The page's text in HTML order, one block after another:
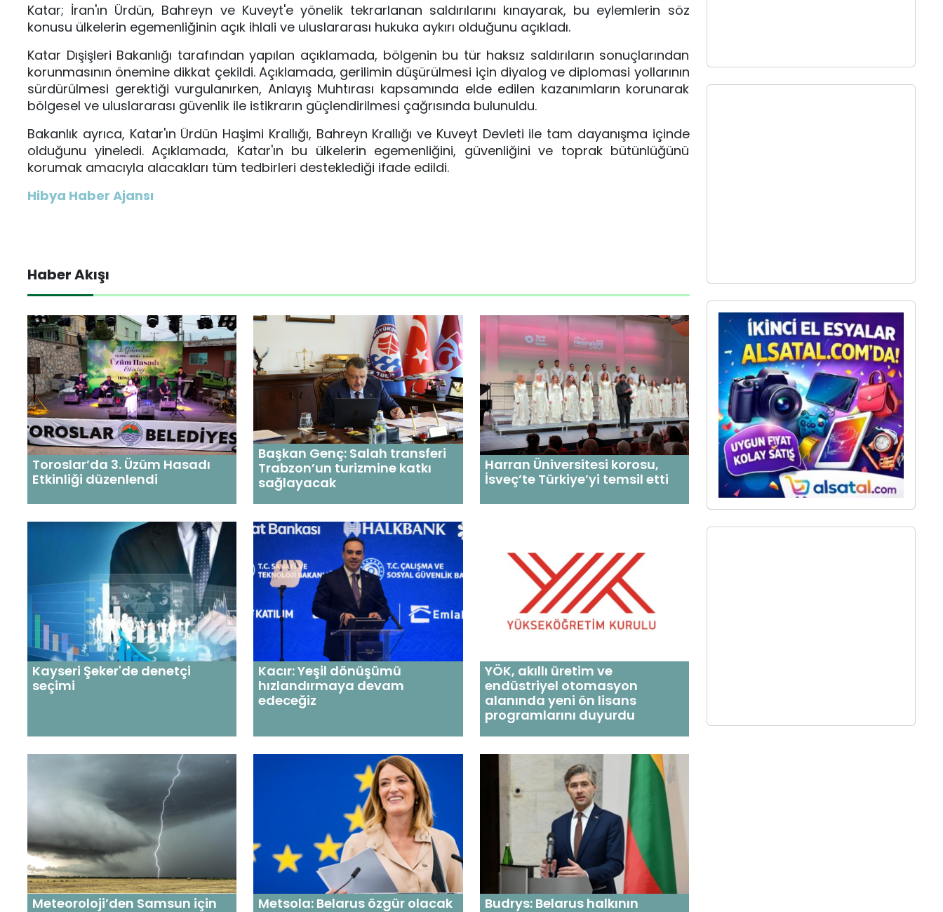
Katar; İran'ın Ürdün, Bahreyn ve Kuveyt'e yönelik tekrarlanan saldırılarını kınayarak, bu eylemlerin söz
konusu ülkelerin egemenliğinin açık ihlali ve uluslararası hukuka aykırı olduğunu açıkladı.
Katar Dışişleri Bakanlığı tarafından yapılan açıklamada, bölgenin bu tür haksız saldırıların sonuçlarından
korunmasının önemine dikkat çekildi. Açıklamada, gerilimin düşürülmesi için diyalog ve diplomasi yollarının
sürdürülmesi gerektiği vurgulanırken, Anlayış Muhtırası kapsamında elde edilen kazanımların korunarak
bölgesel ve uluslararası güvenlik ile istikrarın güçlendirilmesi çağrısında bulunuldu.
Bakanlık ayrıca, Katar'ın Ürdün Haşimi Krallığı, Bahreyn Krallığı ve Kuveyt Devleti ile tam dayanışma içinde
olduğunu yineledi. Açıklamada, Katar'ın bu ülkelerin egemenliğini, güvenliğini ve toprak bütünlüğünü
korumak amacıyla alacakları tüm tedbirleri desteklediği ifade edildi.
Hibya Haber Ajansı
Haber Akışı
Toroslar’da 3. Üzüm Hasadı
Etkinliği düzenlendi
Başkan Genç: Salah transferi
Trabzon’un turizmine katkı
sağlayacak
Harran Üniversitesi korosu,
İsveç’te Türkiye’yi temsil etti
Kayseri Şeker'de denetçi
seçimi
Kacır: Yeşil dönüşümü
hızlandırmaya devam
edeceğiz
YÖK, akıllı üretim ve
endüstriyel otomasyon
alanında yeni ön lisans
programlarını duyurdu
Meteoroloji’den Samsun için
Metsola: Belarus özgür olacak
Budrys: Belarus halkının